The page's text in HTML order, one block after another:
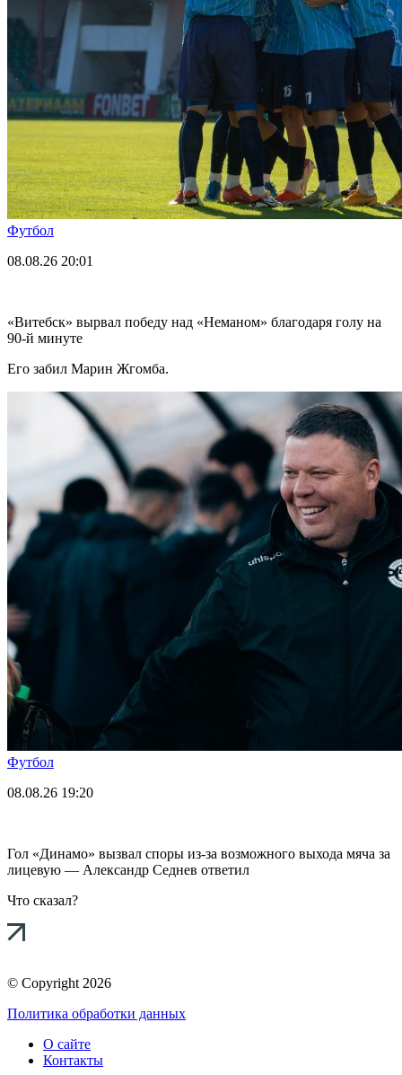
Футбол
08.08.26 20:01
«Витебск» вырвал победу над «Неманом» благодаря голу на
90-й минуте
Его забил Марин Жгомба.
Футбол
08.08.26 19:20
Гол «Динамо» вызвал споры из-за возможного выхода мяча за
лицевую — Александр Седнев ответил
Что сказал?
© Copyright 2026
Политика обработки данных
О сайте
Контакты